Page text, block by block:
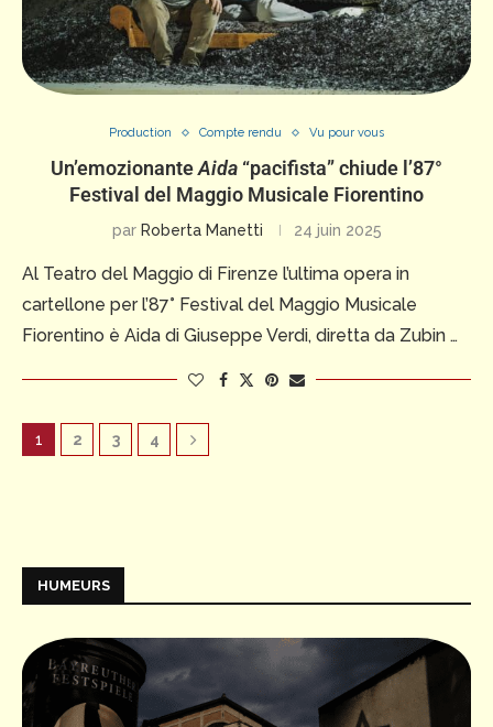
Production Compte rendu Vu pour vous
Un’emozionanteAida “pacifista” chiude l’87°
Festival del Maggio Musicale Fiorentino
par Roberta Manetti 24 juin 2025
Al Teatro del Maggio di Firenze l’ultima opera in
cartellone per l’87° Festival del Maggio Musicale
Fiorentino è Aida di Giuseppe Verdi, diretta da Zubin …
1 2 3 4
HUMEURS